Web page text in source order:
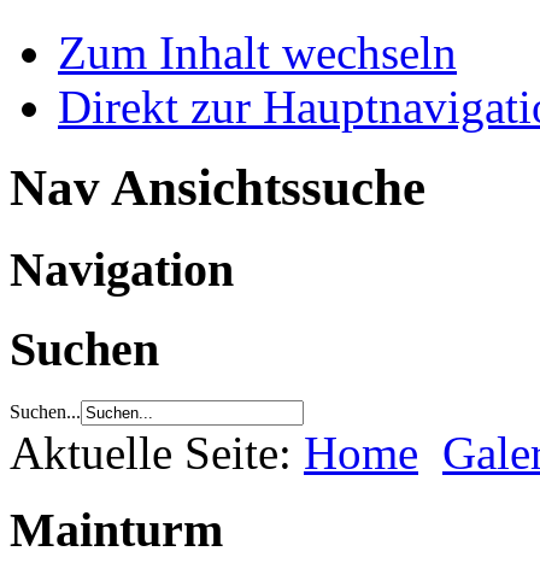
Zum Inhalt wechseln
Direkt zur
Nav Ansichtssuche
Navigation
Suchen
Suchen...
Aktuelle Seite: Home
Mainturm